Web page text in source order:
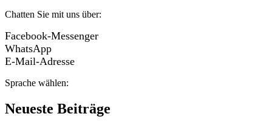
Chatten Sie mit uns über:
Facebook-Messenger
WhatsApp
E-Mail-Adresse
Sprache wählen:
Neueste Beiträge